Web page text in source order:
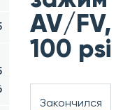
AV/FV,
100 psi
Закончился